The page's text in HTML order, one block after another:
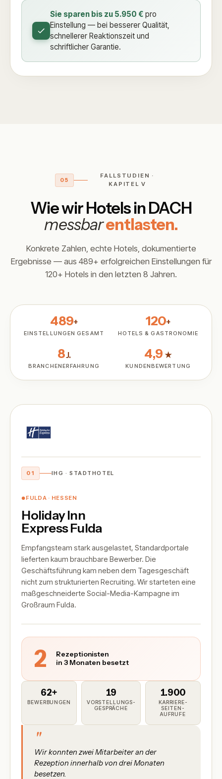
Sie sparen bis zu 5.950 € pro
Einstellung — bei besserer Qualität,
schnellerer Reaktionszeit und
schriftlicher Garantie.
05
FALLSTUDIEN ·
KAPITEL V
Wie wir Hotels in DACH
messbarentlasten.
Konkrete Zahlen, echte Hotels, dokumentierte
Ergebnisse — aus 489+ erfolgreichen Einstellungen für
120+ Hotels in den letzten 8 Jahren.
489+
EINSTELLUNGEN GESAMT
120+
HOTELS & GASTRONOMIE
8J.
BRANCHENERFAHRUNG
4,9 ★
KUNDENBEWERTUNG
01 IHG · STADTHOTEL
●FULDA · HESSEN
Holiday Inn
Express Fulda
Empfangsteam stark ausgelastet, Standardportale
lieferten kaum brauchbare Bewerber. Die
Geschäftsführung kam neben dem Tagesgeschäft
nicht zum strukturierten Recruiting. Wir starteten eine
maßgeschneiderte Social-Media-Kampagne im
Großraum Fulda.
2
Rezeptionisten
in 3 Monaten besetzt
62+
BEWERBUNGEN
19
VORSTELLUNGS­
GESPRÄCHE
1.900
KARRIERE­
SEITEN-
AUFRUFE
"
Wir konnten zwei Mitarbeiter an der
Rezeption innerhalb von drei Monaten
besetzen.